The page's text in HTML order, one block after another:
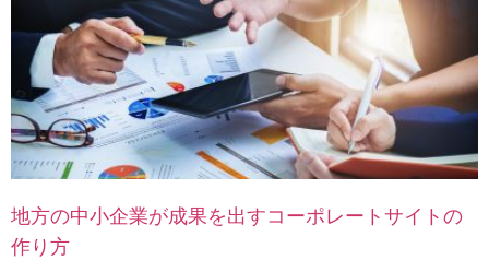
地方の中小企業が成果を出すコーポレートサイトの
作り方